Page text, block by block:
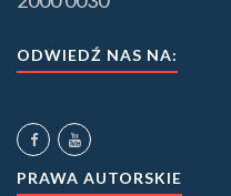
ODWIEDŹ NAS NA:
PRAWA AUTORSKIE